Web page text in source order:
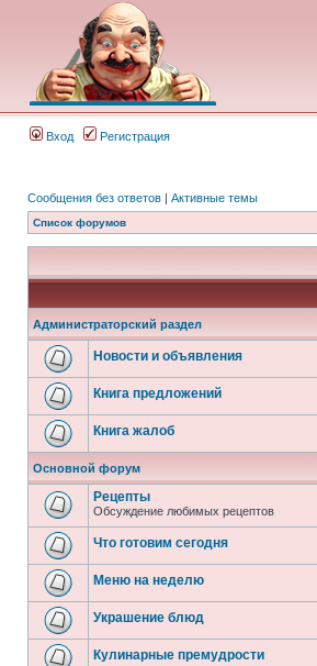
Вход Регистрация
Сообщения без ответов | Активные темы
Список форумов
Администраторский раздел
Новости и объявления
Книга предложений
Книга жалоб
Основной форум
Рецепты
Обсуждение любимых рецептов
Что готовим сегодня
Меню на неделю
Украшение блюд
Кулинарные премудрости